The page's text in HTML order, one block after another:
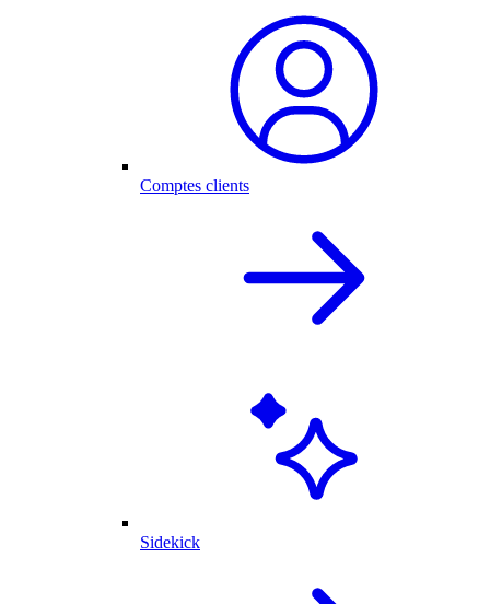
Comptes clients
Sidekick